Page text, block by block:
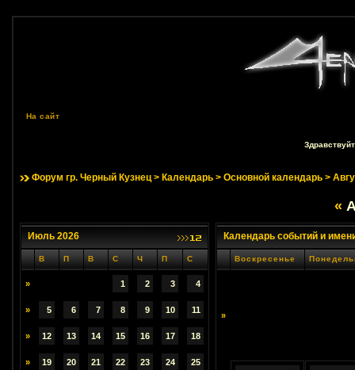
На сайт
Форум гр. Черный Кузнец> Календарь> Основной календарь>
«
Июль 2026
В П В С Ч П С
» 1 2 3 4
» 5 6 7 8 9 10 11
» 12 13 14 15 16 17 18
» 19 20 21 22 23 24 25
Календарь событий и
Воскресенье
»